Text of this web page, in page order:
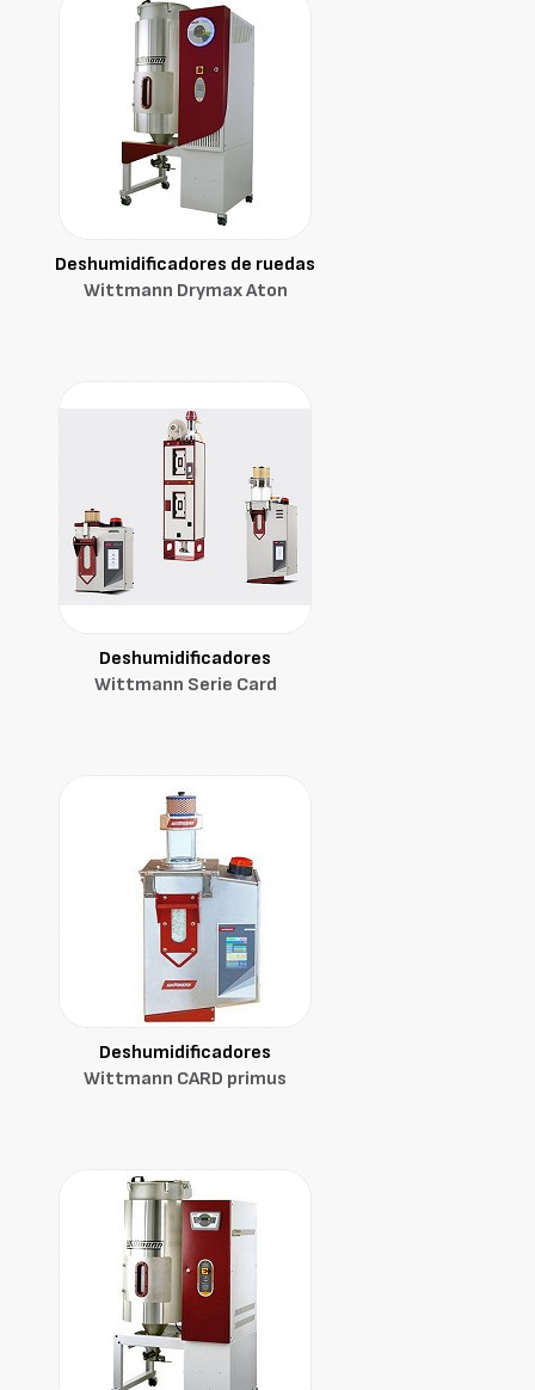
Deshumidificadores de ruedas
Wittmann Drymax Aton
Deshumidificadores
Wittmann Serie Card
Deshumidificadores
Wittmann CARD primus